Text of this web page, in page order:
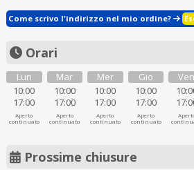
Come scrivo l'indirizzo nel mio ordine?
Orari
Lun
10:00
17:00
Aperto
continuato
Mar
10:00
17:00
Aperto
continuato
Mer
10:00
17:00
Aperto
continuato
Gio
10:00
17:00
Aperto
continuato
Ven
Prossime chiusure